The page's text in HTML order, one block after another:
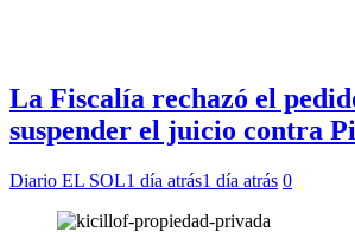
La Fiscalía rechazó el
suspender el juicio contra
Diario EL SOL1 día atrás1 día atrás 0